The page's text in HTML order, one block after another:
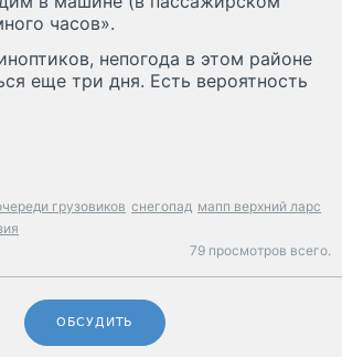
часов».
непогода в этом районе
еще три дня. Есть вероятность
грузовиков снегопад мапп верхний ларс
79 просмотров всего.
ОБСУДИТЬ